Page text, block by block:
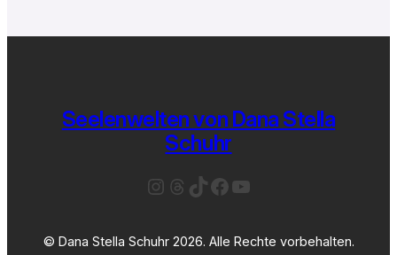
Seelenwelten von Dana Stella
Schuhr
Instagram
Threads
TikTok
Facebook
YouTube
© Dana Stella Schuhr 2026. Alle Rechte vorbehalten.